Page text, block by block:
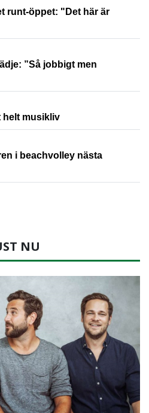
runt-öppet: "Det här är
”Så jobbigt men
helt musikliv
i beachvolley nästa
NU